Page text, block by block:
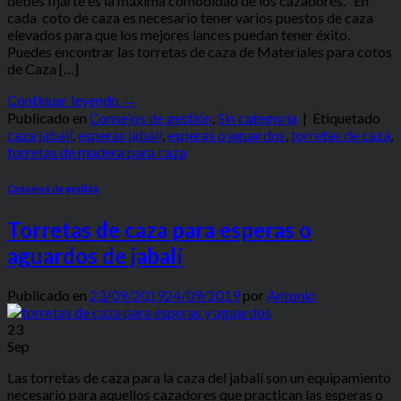
cada coto de caza es necesario tener varios puestos de caza
elevados para que los mejores lances puedan tener éxito.
Puedes encontrar las torretas de caza de Materiales para cotos
de Caza […]
Continuar leyendo →
Publicado en Consejos de gestión,Sin categoría | Etiquetado
caza jabalí,esperas jabalí,esperas o aguardos,torretas de caza,
torretas de madera para caza
Consejos de gestión
Torretas de caza para esperas o
aguardos de jabalí
Publicado en 23/09/201924/09/2019 por Antonio
23
Sep
Las torretas de caza para la caza del jabalí son un equipamiento
necesario para aquellos cazadores que practican las esperas o